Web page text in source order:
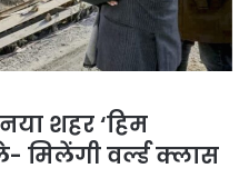
शहर ‘हिम
मिलेंगी वर्ल्ड क्लास